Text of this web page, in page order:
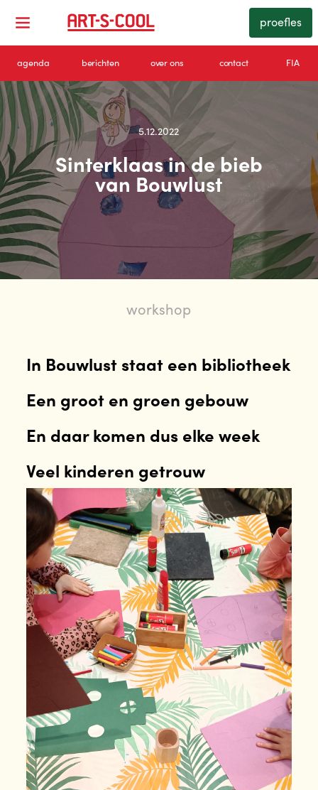
proefles
agenda berichten over ons contact FIA
5.12.2022
Sinterklaas in de bieb
van Bouwlust
workshop
In Bouwlust staat een bibliotheek
Een groot en groen gebouw
En daar komen dus elke week
Veel kinderen getrouw